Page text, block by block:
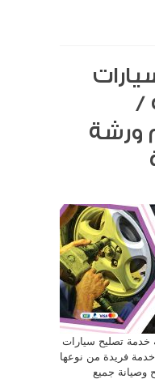
/
/ رقم ورشة
خدمة تصليح سيارات
خدمة فريدة من نوعها
وصيانة جميع